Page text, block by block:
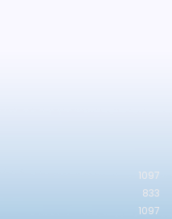
1097
833
1097